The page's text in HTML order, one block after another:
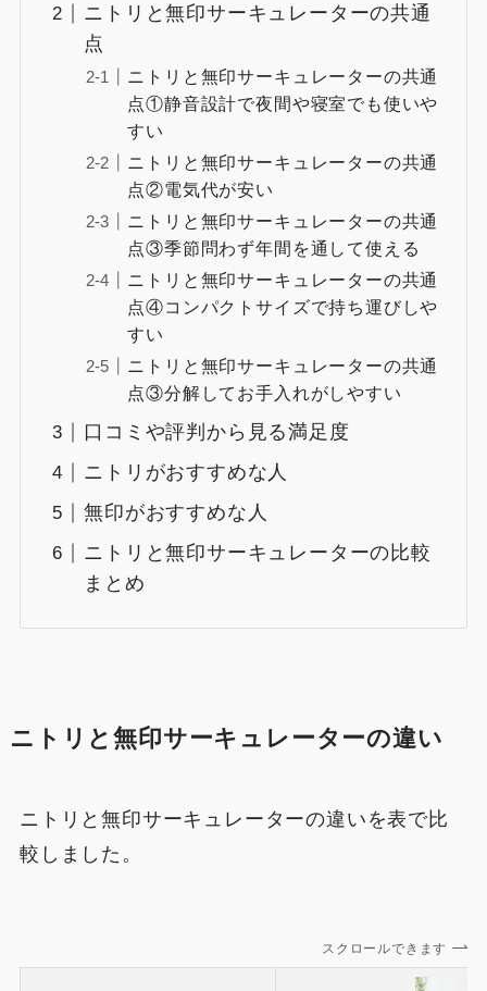
ニトリと無印サーキュレーターの共通
点
ニトリと無印サーキュレーターの共通
点①静音設計で夜間や寝室でも使いや
すい
ニトリと無印サーキュレーターの共通
点②電気代が安い
ニトリと無印サーキュレーターの共通
点③季節問わず年間を通して使える
ニトリと無印サーキュレーターの共通
点④コンパクトサイズで持ち運びしや
すい
ニトリと無印サーキュレーターの共通
点③分解してお手入れがしやすい
口コミや評判から見る満足度
ニトリがおすすめな人
無印がおすすめな人
ニトリと無印サーキュレーターの比較
まとめ
ニトリと無印サーキュレーターの違い
ニトリと無印サーキュレーターの違いを表で比
較しました。
スクロールできます